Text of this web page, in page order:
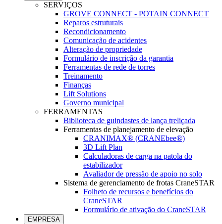
SERVIÇOS
GROVE CONNECT - POTAIN CONNECT
Reparos estruturais
Recondicionamento
Comunicação de acidentes
Alteração de propriedade
Formulário de inscrição da garantia
Ferramentas de rede de torres
Treinamento
Finanças
Lift Solutions
Governo municipal
FERRAMENTAS
Biblioteca de guindastes de lança treliçada
Ferramentas de planejamento de elevação
CRANIMAX® (CRANEbee®)
3D Lift Plan
Calculadoras de carga na patola do
estabilizador
Avaliador de pressão de apoio no solo
Sistema de gerenciamento de frotas CraneSTAR
Folheto de recursos e benefícios do
CraneSTAR
Formulário de ativação do CraneSTAR
EMPRESA